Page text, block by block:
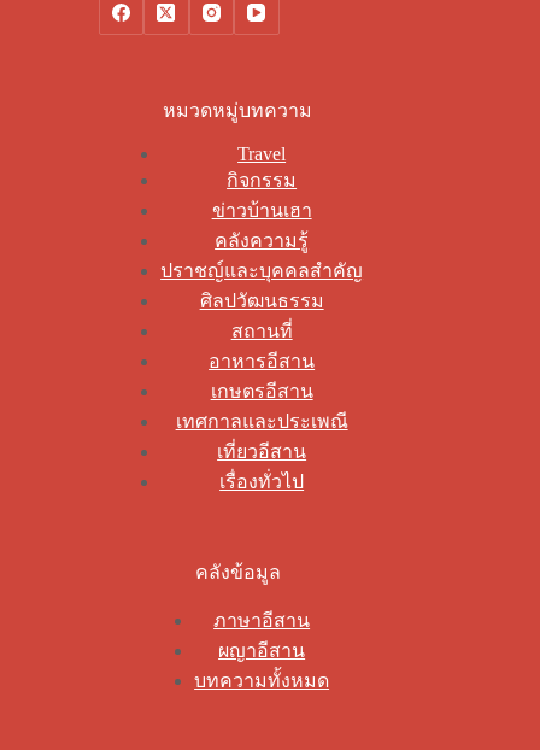
หมวดหมู่บทความ
Travel
กิจกรรม
ข่าวบ้านเฮา
คลังความรู้
ปราชญ์และบุคคลสำคัญ
ศิลปวัฒนธรรม
สถานที่
อาหารอีสาน
เกษตรอีสาน
เทศกาลและประเพณี
เที่ยวอีสาน
เรื่องทั่วไป
คลังข้อมูล
ภาษาอีสาน
ผญาอีสาน
บทความทั้งหมด